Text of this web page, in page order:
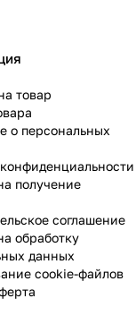
товар
о персональных
получение
соглашение
обработку
данных
cookie-файлов